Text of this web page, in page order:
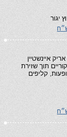
יגור
איינשטיין
תוך שזירת
קליפים